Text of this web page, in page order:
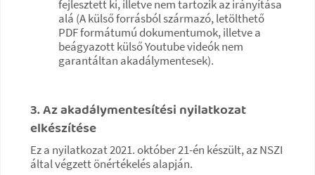
fejlesztett ki, illetve nem tartozik az irányítása
alá (A külső forrásból származó, letölthető
PDF formátumú dokumentumok, illetve a
beágyazott külső Youtube videók nem
garantáltan akadálymentesek).
3. Az akadálymentesítési nyilatkozat
elkészítése
Ez a nyilatkozat 2021. október 21-én készült, az NSZI
által végzett önértékelés alapján.